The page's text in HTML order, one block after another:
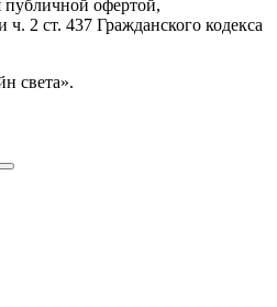
публичной офертой,
2 ст. 437 Гражданского кодекса
света».